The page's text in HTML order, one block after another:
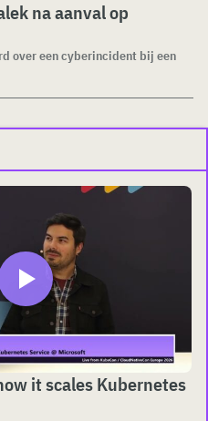
na aanval op
over een cyberincident bij een
it scales Kubernetes